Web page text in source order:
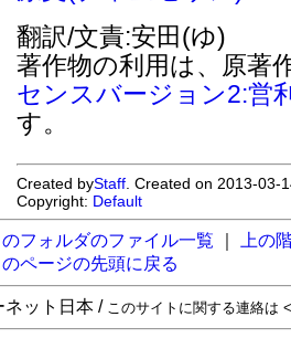
翻訳/文責:安田(ゆ)
著作物の利用は、原著
センスバージョン2:営
す。
Created byStaff . Created on 2013-
Copyright: Default
のフォルダのファイル一覧
上の
のページの先頭に戻る
ネット日本 / このサイトに関する連絡は